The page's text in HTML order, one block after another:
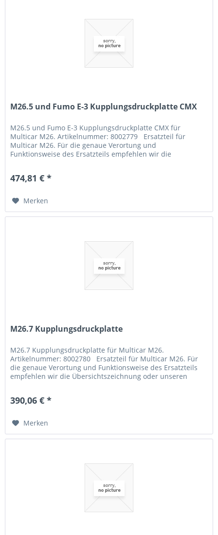
M26.5 und Fumo E-3 Kupplungsdruckplatte CMX
M26.5 und Fumo E-3 Kupplungsdruckplatte CMX für
Multicar M26. Artikelnummer: 8002779 Ersatzteil für
Multicar M26. Für die genaue Verortung und
Funktionsweise des Ersatzteils empfehlen wir die
474,81 € *
Merken
M26.7 Kupplungsdruckplatte
M26.7 Kupplungsdruckplatte für Multicar M26.
Artikelnummer: 8002780 Ersatzteil für Multicar M26. Für
die genaue Verortung und Funktionsweise des Ersatzteils
empfehlen wir die Übersichtszeichnung oder unseren
390,06 € *
Merken